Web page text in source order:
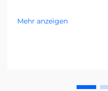
Anlage Ihre Entscheidung
Kosten und steigern Sie
Mehr anzeigen